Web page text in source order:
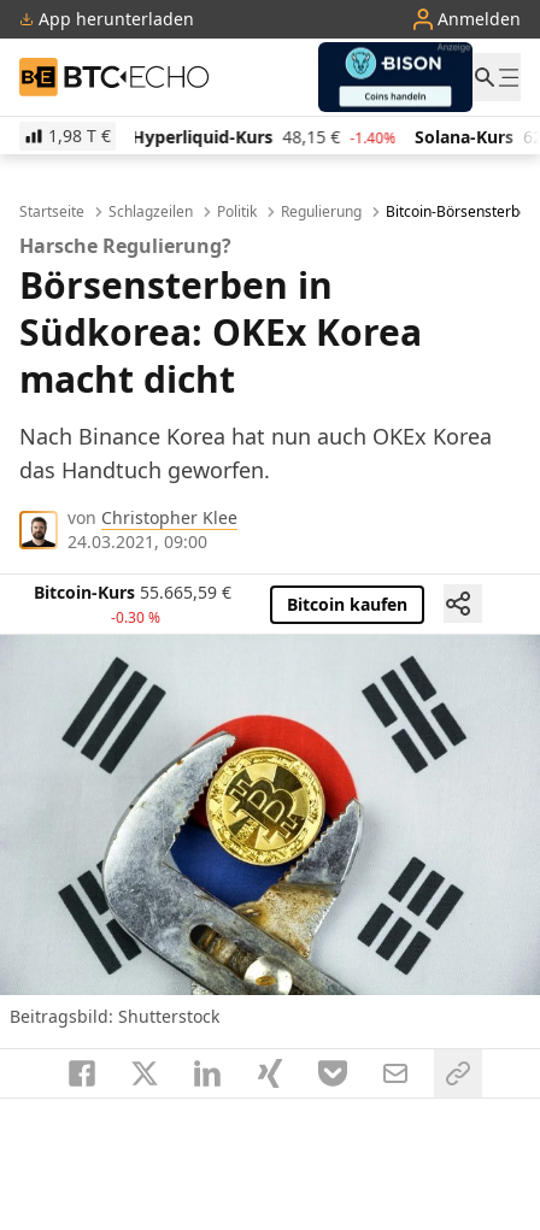
App herunterladen Anmelden
BTC-ECHO
1,98 T €
Kurs 48,15 € -1.40% Solana-Kurs 62,87 € -1.40% TRON-
Startseite Schlagzeilen Politik Regulierung Bitcoin-
Harsche Regulierung?
Börsensterben in
Südkorea: OKEx Korea
macht dicht
Nach Binance Korea hat nun auch OKEx Korea
das Handtuch geworfen.
von Christopher Klee
24.03.2021, 09:00
Bitcoin-Kurs 55.665,59 €
-0.30 %
Bitcoin kaufen
Beitragsbild: Shutterstock